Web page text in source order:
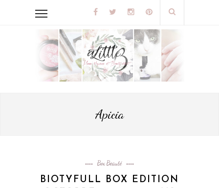
Apicia
Box Beauté
BIOTYFULL BOX EDITION